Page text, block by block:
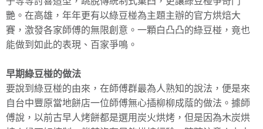
艷。在高雄，年年更有以綠豆椪為主題主辦的官方烘焙大
賽，激發各家師傅的無限創意。一顆白凸凸的綠豆椪，竟也
能做到如此的表現、百家爭鳴。
早期綠豆椪的做法
要說到綠豆椪的由來，在師傅群最為人熟知的說法，便是來
自台中豐原當地餅店一位師傅無心插柳柳成蔭的做法。據師
傅說，以前古早人烤餅都是選用炭火烘烤，但是因為木炭烘